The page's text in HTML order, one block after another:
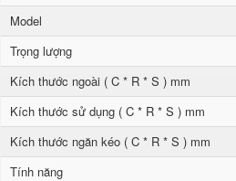
Model
Trọng lượng
Kích thước ngoài ( C * R * S ) mm
Kích thước sử dụng ( C * R * S ) mm
Kích thước ngăn kéo ( C * R * S ) mm
Tính năng